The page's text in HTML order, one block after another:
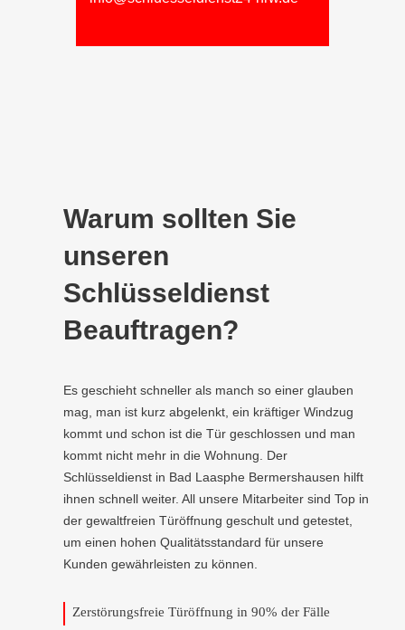
Warum sollten Sie
unseren
Schlüsseldienst
Beauftragen?
Es geschieht schneller als manch so einer glauben
mag, man ist kurz abgelenkt, ein kräftiger Windzug
kommt und schon ist die Tür geschlossen und man
kommt nicht mehr in die Wohnung. Der
Schlüsseldienst in Bad Laasphe Bermershausen hilft
ihnen schnell weiter. All unsere Mitarbeiter sind Top in
der gewaltfreien Türöffnung geschult und getestet,
um einen hohen Qualitätsstandard für unsere
Kunden gewährleisten zu können.
Zerstörungsfreie Türöffnung in 90% der Fälle